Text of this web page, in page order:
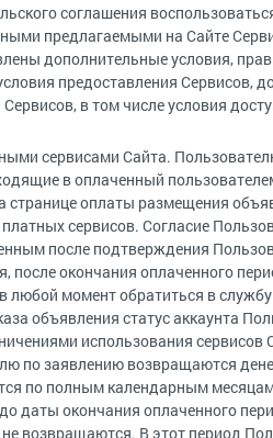
соглашения
предлагаемыми на Сайте
дополнительные условия,
предоставления Сервисов,
в том числе условия
сервисами Сайта.
в оплаченный
странице оплаты размещения
сервисов. Согласие
после подтверждения
после окончания оплаченного
любой момент обратиться в
объявления статус аккаунта
использования сервисов
по заявлению возвращаются
по полным календарным
даты окончания оплаченного
возвращаются. В этот период